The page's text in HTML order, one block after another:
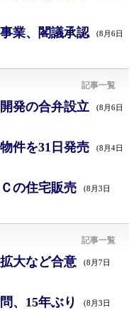
業、閣議承認 (8月6日
記事一覧
発の合弁設立 (8月6日
件を31日発売 (8月4日
の住宅販売 (8月3日
記事一覧
大など合意 (8月7日
、15年ぶり (8月3日